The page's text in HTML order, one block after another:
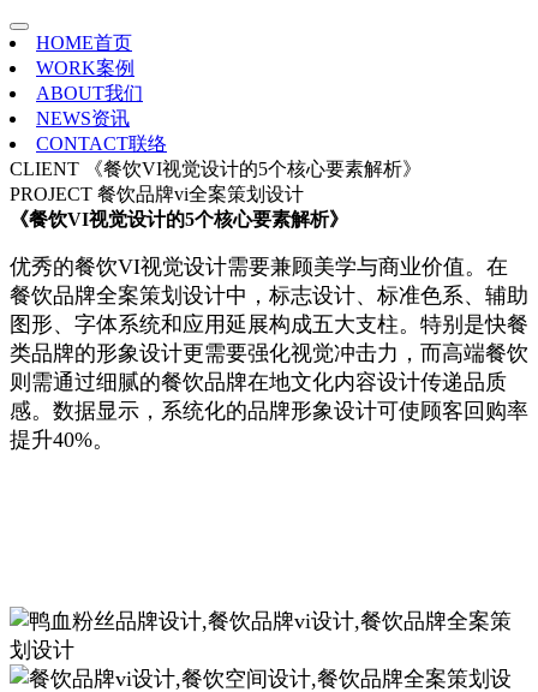
HOME首页
WORK案例
ABOUT我们
NEWS资讯
CONTACT联络
CLIENT
《餐饮VI视觉设计的5个核心要素解析》
PROJECT 餐饮品牌vi全案策划设计
《餐饮VI视觉设计的5个核心要素解析》
优秀的餐饮VI视觉设计需要兼顾美学与商业价值。在
餐饮品牌全案策划设计中，标志设计、标准色系、辅助
图形、字体系统和应用延展构成五大支柱。特别是快餐
类品牌的形象设计更需要强化视觉冲击力，而高端餐饮
则需通过细腻的餐饮品牌在地文化内容设计传递品质
感。数据显示，系统化的品牌形象设计可使顾客回购率
提升40%。